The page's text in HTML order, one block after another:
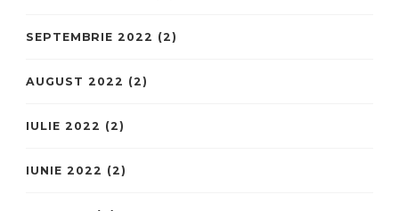
SEPTEMBRIE 2022 (2)
AUGUST 2022 (2)
IULIE 2022 (2)
IUNIE 2022 (2)